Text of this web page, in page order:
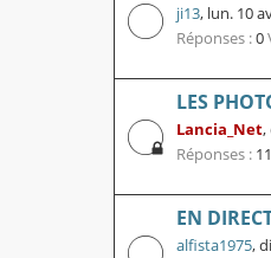
ji13, lun. 10
Réponses :0
LES
Lancia_Net,
Réponses : 11
EN
alfista1975,